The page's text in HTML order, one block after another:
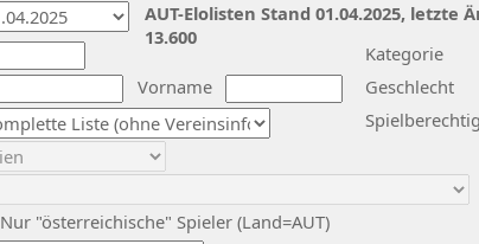
Vorname
Kategorie
Geschlecht
Nur "österreichische" Spieler (Land=AUT)
AUT-Elolisten Stand 01.04.2025, letzte
13.600